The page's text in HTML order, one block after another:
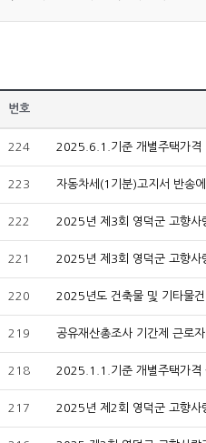
번호
224 2025.6.1.기준 개별주택가격
223 자동차세(1기분)고지서 반송
222 2025년 제3회 영덕군 고향사
221 2025년 제3회 영덕군 고향사
220 2025년도 건축물 및 기타물건
219 공유재산총조사 기간제 근로
218 2025.1.1.기준 개별주택가격
217 2025년 제2회 영덕군 고향사